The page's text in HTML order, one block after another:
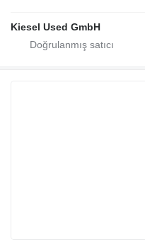
Kiesel Used GmbH